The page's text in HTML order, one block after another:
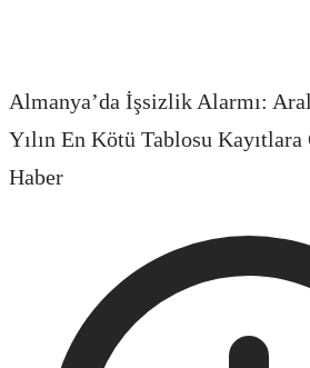
Almanya’da İşsizlik Alarmı:
Yılın En Kötü Tablosu Kayıtlara
Haber